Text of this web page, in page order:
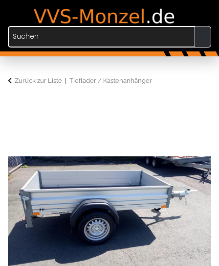
Zurück zur Liste Tieflader / Kastenanhänger